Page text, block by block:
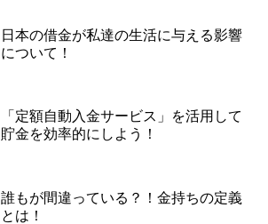
日本の借金が私達の生活に与える影響
について！
「定額自動入金サービス」を活用して
貯金を効率的にしよう！
誰もが間違っている？！金持ちの定義
とは！